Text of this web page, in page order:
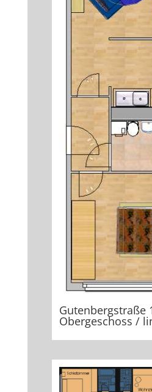
Gutenbergstraße
Obergeschoss /